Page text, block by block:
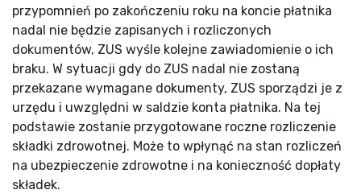
przypomnień po zakończeniu roku na koncie płatnika
nadal nie będzie zapisanych i rozliczonych
dokumentów, ZUS wyśle kolejne zawiadomienie o ich
braku. W sytuacji gdy do ZUS nadal nie zostaną
przekazane wymagane dokumenty, ZUS sporządzi je z
urzędu i uwzględni w saldzie konta płatnika. Na tej
podstawie zostanie przygotowane roczne rozliczenie
składki zdrowotnej. Może to wpłynąć na stan rozliczeń
na ubezpieczenie zdrowotne i na konieczność dopłaty
składek.